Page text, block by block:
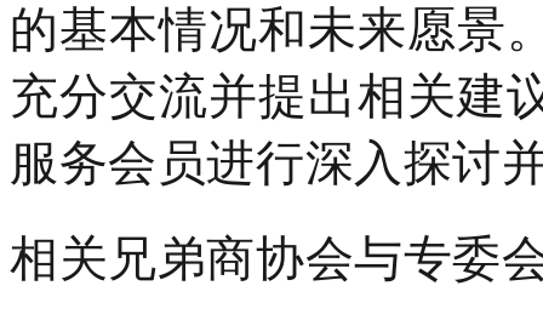
的基本情况和未来愿景
充分交流并提出相关建
服务会员进行深入探讨
相关兄弟商协会与专委